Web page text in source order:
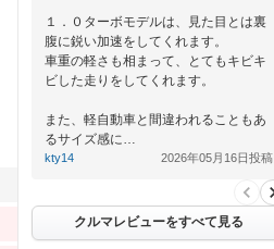
１．０ターボモデルは、見た目とは裏
腹に鋭い加速をしてくれます。
車重の軽さも相まって、とてもキビキ
ビした走りをしてくれます。
また、軽自動車と間違われることもあ
るサイズ感に…
kty14 2026年05月16日投稿
クルマレビューをすべて見る